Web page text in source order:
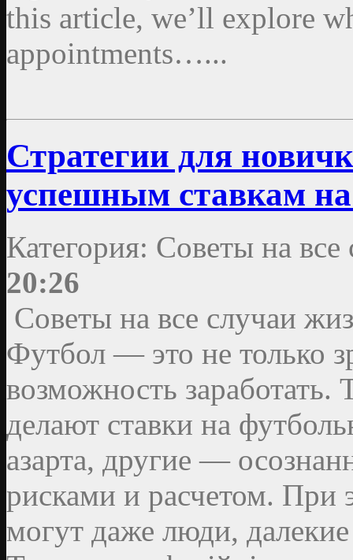
this article, we’ll explore
appointments…...
Стратегии для
успешным ставкам
Категория: Советы на
20:26
Советы на все случаи
Футбол — это не только
возможность
делают ставки на
азарта, другие —
рисками и расчетом. При
могут даже люди,